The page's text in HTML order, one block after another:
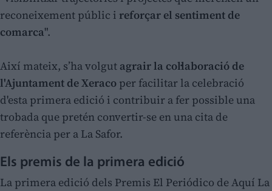
reconeixement públic i reforçar el sentiment de
comarca".
Així mateix, s’ha volgut agrair la col·laboració de
l'Ajuntament de Xeraco per facilitar la celebració
d'esta primera edició i contribuir a fer possible una
trobada que pretén convertir-se en una cita de
referència per a La Safor.
Els premis de la primera edició
La primera edició dels Premis El Periódico de Aquí La